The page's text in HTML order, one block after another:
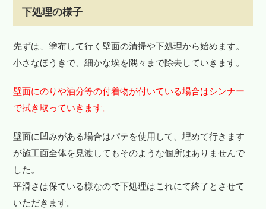
下処理の様子
先ずは、塗布して行く壁面の清掃や下処理から始めます。
小さなほうきで、細かな埃を隅々まで除去していきます。
壁面にのりや油分等の付着物が付いている場合はシンナー
で拭き取っていきます。
壁面に凹みがある場合はパテを使用して、埋めて行きます
が施工面全体を見渡してもそのような個所はありませんで
した。
平滑さは保ている様なので下処理はこれにて終了とさせて
いただきます。